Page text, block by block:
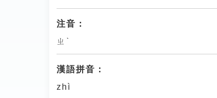
注音：
ㄓˋ
漢語拼音：
zhì